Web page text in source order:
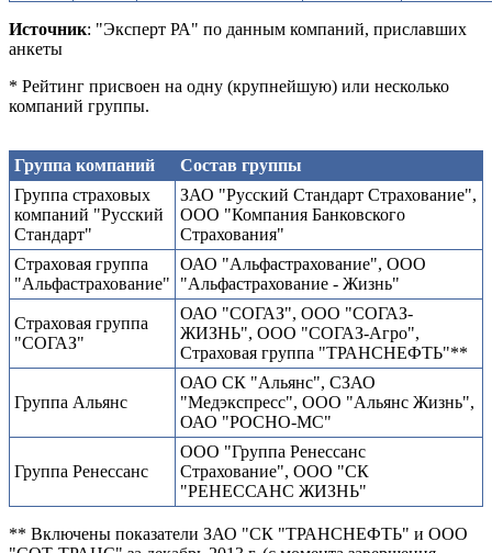
Источник: "Эксперт РА" по данным компаний, приславших
анкеты
* Рейтинг присвоен на одну (крупнейшую) или несколько
компаний группы.
Группа компаний
Состав группы
Группа страховых
компаний "Русский
Стандарт"
ЗАО "Русский Стандарт Страхование",
ООО "Компания Банковского
Страхования"
Страховая группа
"Альфастрахование"
ОАО "Альфастрахование", ООО
"Альфастрахование - Жизнь"
Страховая группа
"СОГАЗ"
ОАО "СОГАЗ", ООО "СОГАЗ-
ЖИЗНЬ", ООО "СОГАЗ-Агро",
Страховая группа "ТРАНСНЕФТЬ"**
Группа Альянс
ОАО СК "Альянс", СЗАО
"Медэкспресс", ООО "Альянс Жизнь",
ОАО "РОСНО-МС"
Группа Ренессанс
ООО "Группа Ренессанс
Страхование", ООО "СК
"РЕНЕССАНС ЖИЗНЬ"
** Включены показатели ЗАО "СК "ТРАНСНЕФТЬ" и ООО